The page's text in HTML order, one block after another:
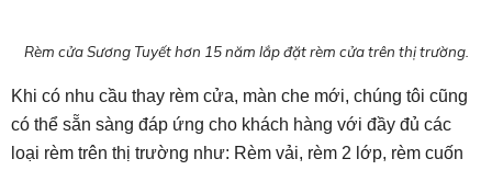
Rèm cửa Sương Tuyết hơn 15 năm lắp đặt rèm cửa trên thị trường.
Khi có nhu cầu thay rèm cửa, màn che mới, chúng tôi cũng
có thể sẵn sàng đáp ứng cho khách hàng với đầy đủ các
loại rèm trên thị trường như: Rèm vải, rèm 2 lớp, rèm cuốn